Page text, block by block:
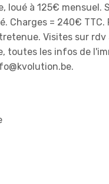
à 125€ mensuel.
Charges = 240€
Visites sur
toutes les infos de